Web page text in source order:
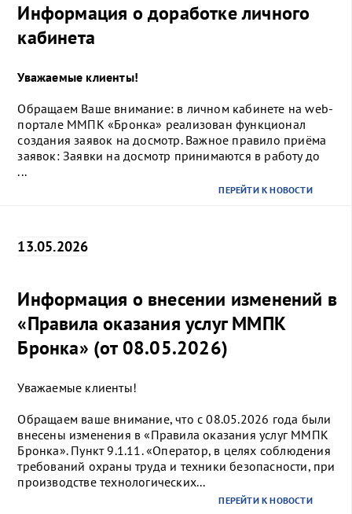
Информация о доработке личного
кабинета
Уважаемые клиенты!
Обращаем Ваше внимание: в личном кабинете на web-
портале ММПК «Бронка» реализован функционал
создания заявок на досмотр. Важное правило приёма
заявок: Заявки на досмотр принимаются в работу до
...
ПЕРЕЙТИ К НОВОСТИ
13.05.2026
Информация о внесении изменений в
«Правила оказания услуг ММПК
Бронка» (от 08.05.2026)
Уважаемые клиенты!
Обращаем ваше внимание, что с 08.05.2026 года были
внесены изменения в «Правила оказания услуг ММПК
Бронка». Пункт 9.1.11. «Оператор, в целях соблюдения
требований охраны труда и техники безопасности, при
производстве технологических...
ПЕРЕЙТИ К НОВОСТИ